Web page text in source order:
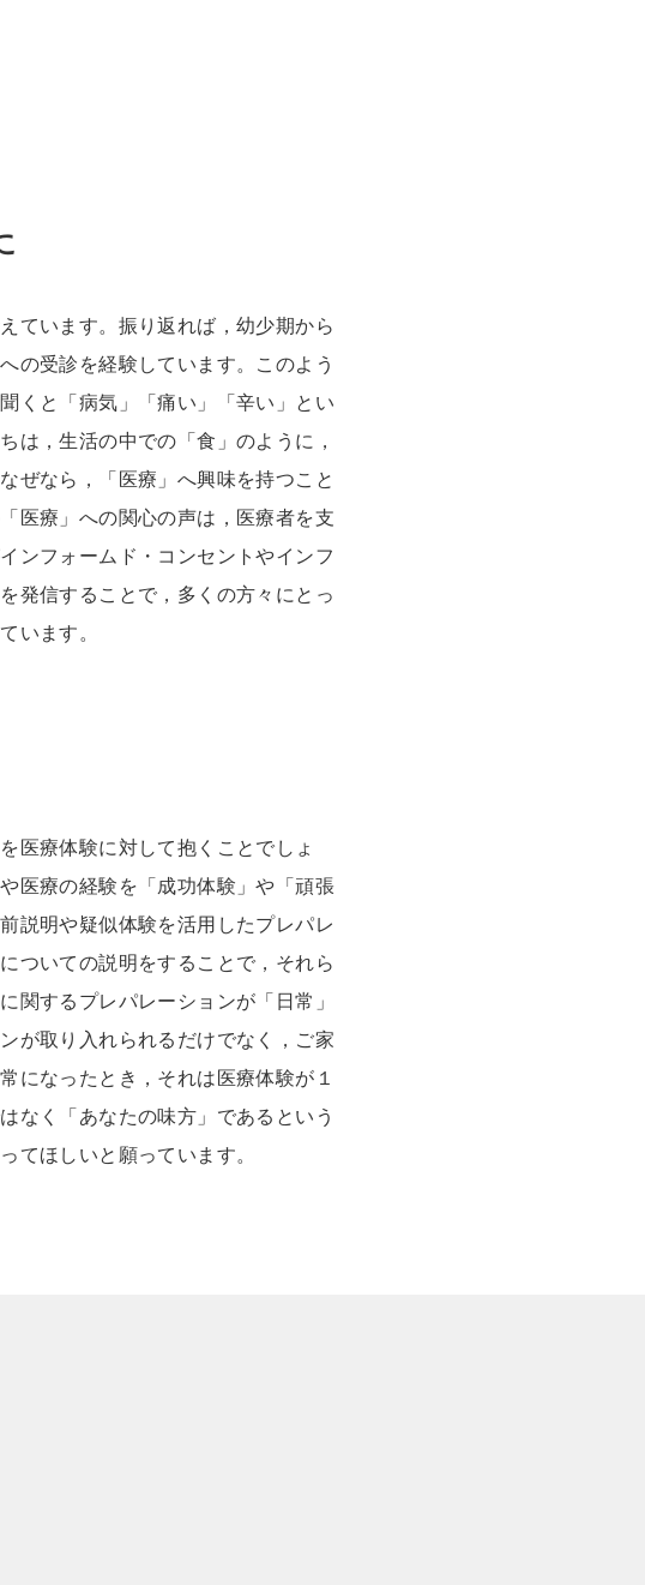
ています。振り返れば，幼少期から
の受診を経験しています。このよう
くと「病気」「痛い」「辛い」とい
は，生活の中での「食」のように，
ぜなら，「医療」へ興味を持つこと
医療」への関心の声は，医療者を支
ンフォームド・コンセントやインフ
発信することで，多くの方々にとっ
います。
医療体験に対して抱くことでしょ
医療の経験を「成功体験」や「頑張
説明や疑似体験を活用したプレパレ
ついての説明をすることで，それら
関するプレパレーションが「日常」
が取り入れられるだけでなく，ご家
になったとき，それは医療体験が１
なく「あなたの味方」であるという
てほしいと願っています。